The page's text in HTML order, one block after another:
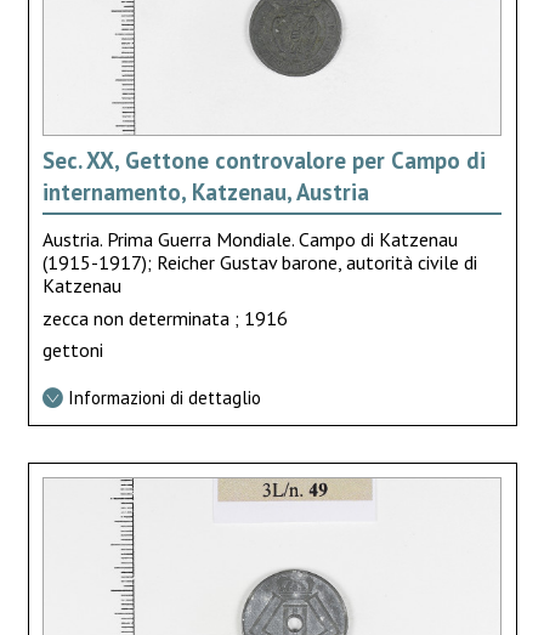
Sec. XX, Gettone controvalore per Campo di
internamento, Katzenau, Austria
Austria. Prima Guerra Mondiale. Campo di Katzenau
(1915-1917); Reicher Gustav barone, autorità civile di
Katzenau
zecca non determinata ; 1916
gettoni
Informazioni di dettaglio